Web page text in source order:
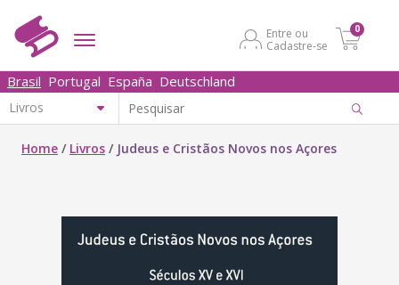
Entre ou
Cadastre-se
0
Brasil Portugal España Deutschland
Home / Livros / Judeus e Cristãos Novos nos Açores